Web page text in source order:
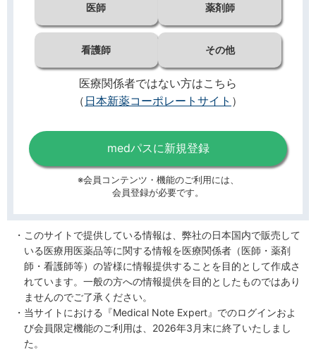
医師 薬剤師
看護師 その他
医療関係者ではない方はこちら
（ 日本新薬コーポレートサイト ）
medパスに新規登録
※会員コンテンツ・機能のご利用には、
会員登録が必要です。
このサイトで提供している情報は、弊社の日本国内で販売して
いる医療用医薬品等に関する情報を医療関係者（医師・薬剤
師・看護師等）の皆様に情報提供することを目的として作成さ
れています。一般の方への情報提供を目的としたものではあり
ませんのでご了承ください。
当サイトにおける『Medical Note Expert』でのログインおよ
び会員限定機能のご利用は、2026年3月末に終了いたしまし
た。